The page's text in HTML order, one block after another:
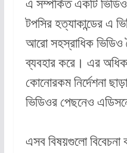
এ সম্পর্কিত একটি
টপসির হত্যাকান্ডের এ
আরো সহস্রাধিক ভিডিও
ব্যবহার করে। এর
কোনোরকম নির্দেশনা
ভিডিওর পেছনেও
এসব বিষয়গুলো